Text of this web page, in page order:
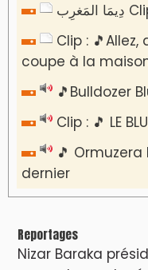
AGENDA CULTUREL
Nacim Haddad
Nacim Haddad
4ème date )